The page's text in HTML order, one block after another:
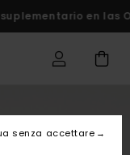
en las
senza accettare